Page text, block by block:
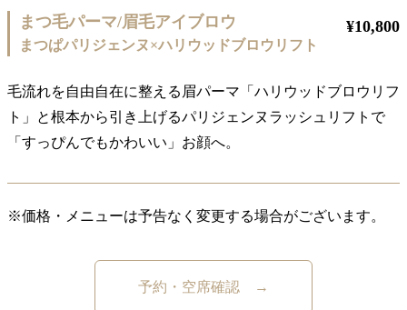
まつ毛パーマ/眉毛アイブロウ
まつぱパリジェンヌ×ハリウッドブロウリフト
¥10,800
毛流れを自由自在に整える眉パーマ「ハリウッドブロウリフ
ト」と根本から引き上げるパリジェンヌラッシュリフトで
「すっぴんでもかわいい」お顔へ。
※価格・メニューは予告なく変更する場合がございます。
予約・空席確認 →